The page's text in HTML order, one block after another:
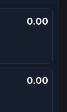
0.00
0.00